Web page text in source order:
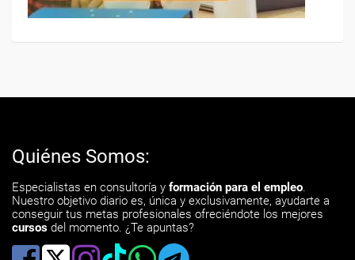
Quiénes Somos:
Especialistas en consultoría y formación para el empleo.
Nuestro objetivo diario es, única y exclusivamente, ayudarte a
conseguir tus metas profesionales ofreciéndote los mejores
cursos del momento. ¿Te apuntas?